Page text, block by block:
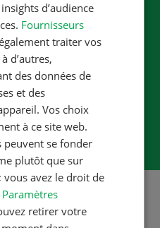
du monde de la
d’audience
Fournisseurs
traiter vos
d’autres,
des données de
et des
Vos choix
à ce site web.
peuvent se fonder
plutôt que sur
avez le droit de
Paramètres
retirer votre